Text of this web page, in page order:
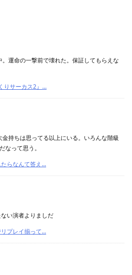
運命の一撃前で壊れた。保証してもらえな
りサーカス2』...
持ちは思ってる以上にいる。いろんな階級
なって思う。
らなんて答え...
い演者よりましだ
プレイ揃って...